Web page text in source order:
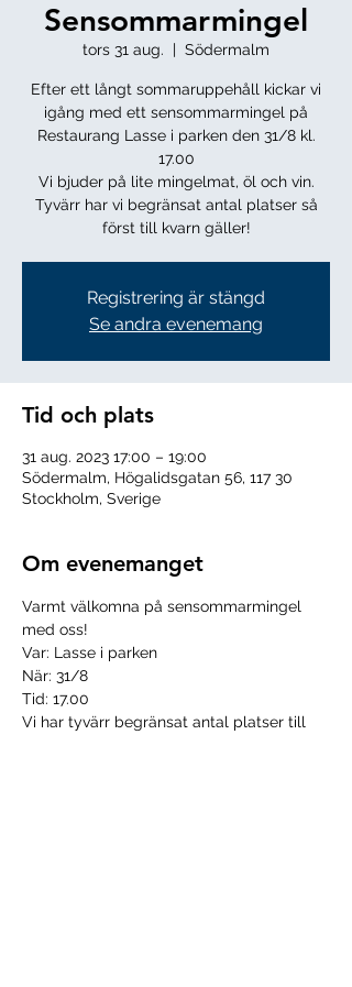
Sensommarmingel
tors 31 aug.
  |
Södermalm
Efter ett långt sommaruppehåll kickar vi
igång med ett sensommarmingel på
Restaurang Lasse i parken den 31/8 kl.
17.00
Vi bjuder på lite mingelmat, öl och vin.
Tyvärr har vi begränsat antal platser så
Registrering är stängd
Se andra evenemang
Tid och plats
31 aug. 2023 17:00 – 19:00
Södermalm, Högalidsgatan 56, 117 30
Stockholm, Sverige
Om evenemanget
Varmt välkomna på sensommarmingel
med oss!
Var: Lasse i parken
När: 31/8
Tid: 17.00
Vi har tyvärr begränsat antal platser till